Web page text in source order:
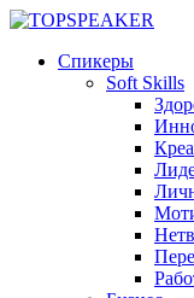
Спикеры
Soft Skills